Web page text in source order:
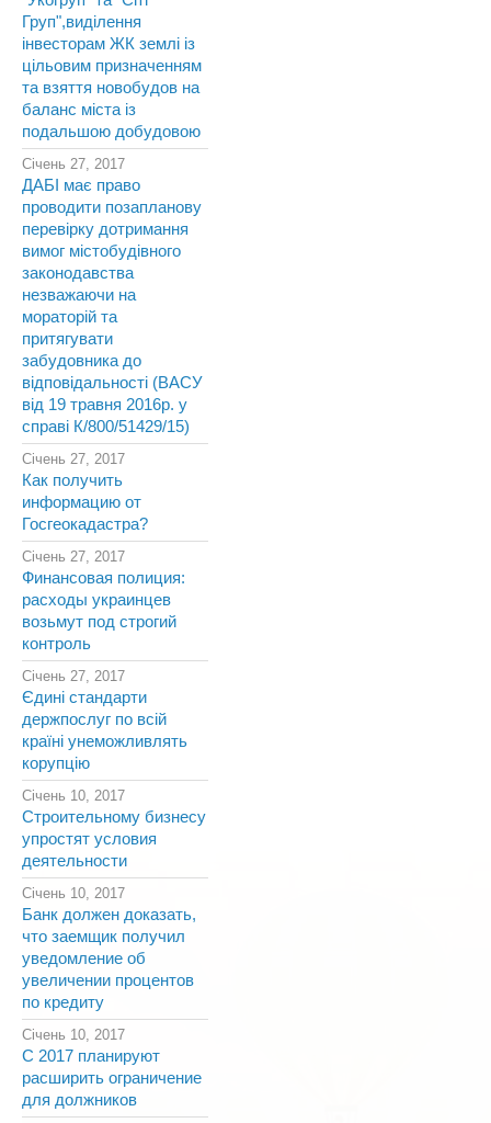
Груп",виділення
інвесторам ЖК землі із
цільовим призначенням
та взяття новобудов на
баланс міста із
подальшою добудовою
Січень 27, 2017
ДАБІ має право
проводити позапланову
перевірку дотримання
вимог містобудівного
законодавства
незважаючи на
мораторій та
притягувати
забудовника до
відповідальності (ВАСУ
від 19 травня 2016р. у
справі К/800/51429/15)
Січень 27, 2017
Как получить
информацию от
Госгеокадастра?
Січень 27, 2017
Финансовая полиция:
расходы украинцев
возьмут под строгий
контроль
Січень 27, 2017
Єдині стандарти
держпослуг по всій
країні унеможливлять
корупцію
Січень 10, 2017
Строительному бизнесу
упростят условия
деятельности
Січень 10, 2017
Банк должен доказать,
что заемщик получил
уведомление об
увеличении процентов
по кредиту
Січень 10, 2017
С 2017 планируют
расширить ограничение
для должников